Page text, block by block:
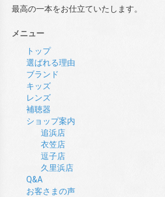
最高の一本をお仕立ていたします。
メニュー
トップ
選ばれる理由
ブランド
キッズ
レンズ
補聴器
ショップ案内
追浜店
衣笠店
逗子店
久里浜店
Q&A
お客さまの声